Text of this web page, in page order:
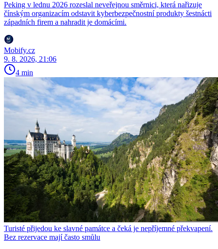
Peking v lednu 2026 rozeslal neveřejnou směrnici, která nařizuje
čínským organizacím odstavit kyberbezpečnostní produkty šestnácti
západních firem a nahradit je domácími.
Mobify.cz
9. 8. 2026, 21:06
4 min
Turisté přijedou ke slavné památce a čeká je nepříjemné překvapení.
Bez rezervace mají často smůlu